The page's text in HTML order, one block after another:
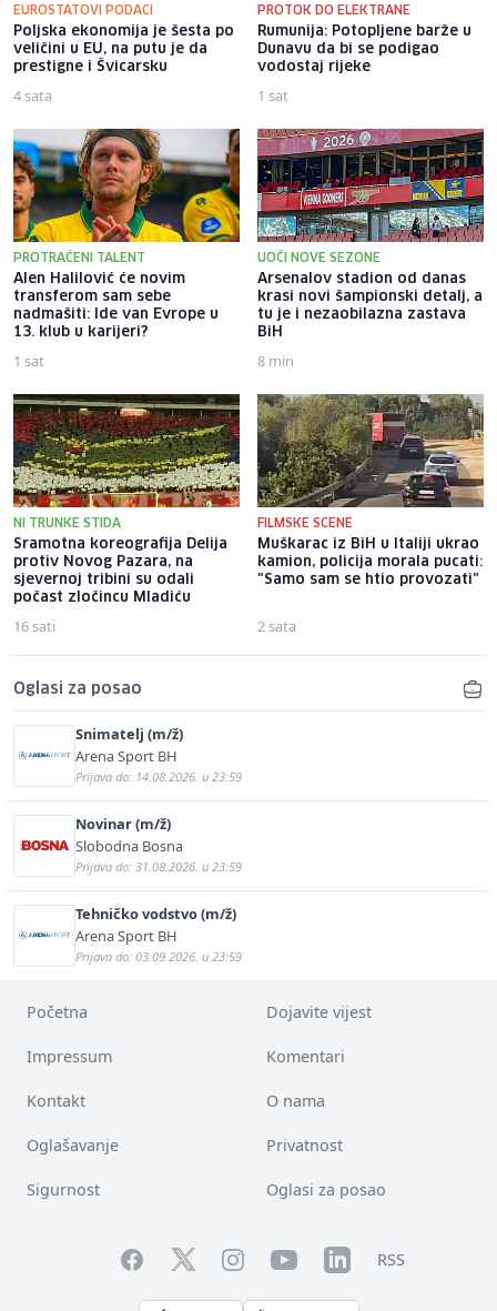
EUROSTATOVI PODACI
Poljska ekonomija je šesta po
veličini u EU, na putu je da
prestigne i Švicarsku
4 sata
PROTOK DO ELEKTRANE
Rumunija: Potopljene barže u
Dunavu da bi se podigao
vodostaj rijeke
1 sat
PROTRAĆENI TALENT
Alen Halilović će novim
transferom sam sebe
nadmašiti: Ide van Evrope u
13. klub u karijeri?
1 sat
UOČI NOVE SEZONE
Arsenalov stadion od danas
krasi novi šampionski detalj, a
tu je i nezaobilazna zastava
BiH
8 min
NI TRUNKE STIDA
Sramotna koreografija Delija
protiv Novog Pazara, na
sjevernoj tribini su odali
počast zločincu Mladiću
16 sati
FILMSKE SCENE
Muškarac iz BiH u Italiji ukrao
kamion, policija morala pucati:
"Samo sam se htio provozati"
2 sata
Oglasi za posao
Snimatelj (m/ž)
Arena Sport BH
Prijava do: 14.08.2026. u 23:59
Novinar (m/ž)
Slobodna Bosna
Prijava do: 31.08.2026. u 23:59
Tehničko vodstvo (m/ž)
Arena Sport BH
Prijava do: 03.09.2026. u 23:59
Početna Dojavite vijest
Impressum Komentari
Kontakt O nama
Oglašavanje Privatnost
Sigurnost Oglasi za posao
FacebookTwitterInstagramYouTubeLinkedInRSS